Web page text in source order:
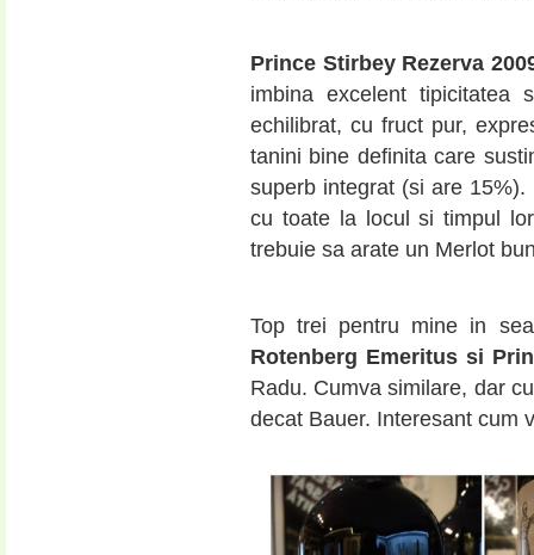
Prince Stirbey Rezerva
imbina excelent tipicitatea
echilibrat, cu fruct pur,
tanini bine definita care
superb integrat (si are
cu toate la locul si timpul
trebuie sa arate un Merlot
Top trei pentru mine in
Rotenberg Emeritus si
Radu. Cumva similare, dar
decat Bauer. Interesant cum